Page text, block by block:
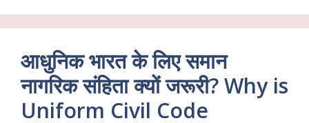
आधुनिक भारत के लिए समान
नागरिक संहिता क्यों जरूरी? Why is
Uniform Civil Code